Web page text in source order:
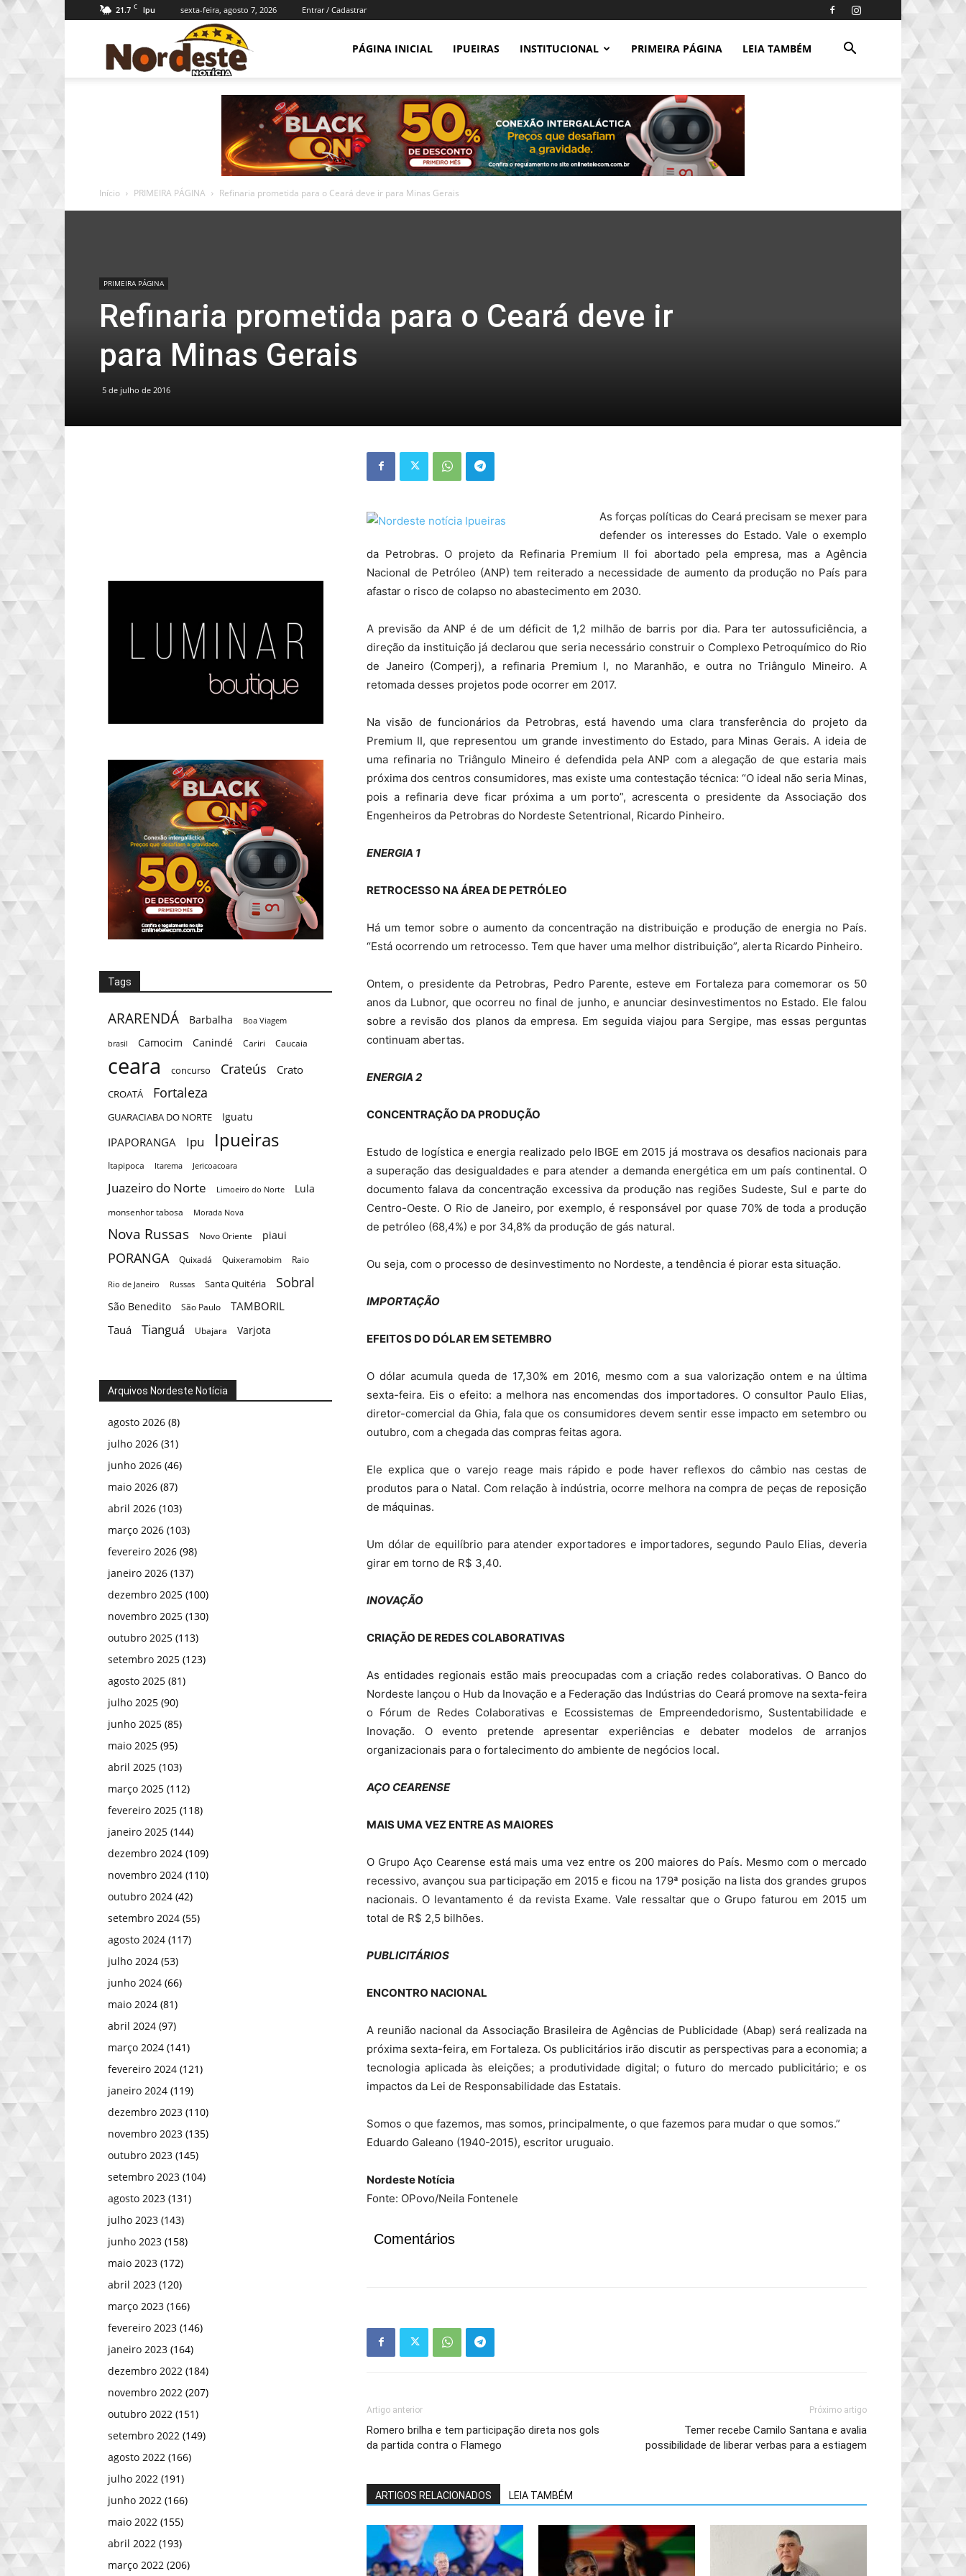
21.7 C Ipu sexta-feira, agosto 7, 2026 Entrar / Cadastrar
Notícia
PÁGINA INICIAL IPUEIRAS INSTITUCIONAL PRIMEIRA PÁGINA LEIA TAMBÉM
Início PRIMEIRA PÁGINA Refinaria prometida para o Ceará deve ir para Minas Gerais
PRIMEIRA PÁGINA
Refinaria prometida para o Ceará deve ir
para Minas Gerais
5 de julho de 2016
As forças políticas do Ceará precisam se mexer para
defender os interesses do Estado. Vale o exemplo
da Petrobras. O projeto da Refinaria Premium II foi abortado pela empresa, mas a Agência
Nacional de Petróleo (ANP) tem reiterado a necessidade de aumento da produção no País para
afastar o risco de colapso no abastecimento em 2030.
A previsão da ANP é de um déficit de 1,2 milhão de barris por dia. Para ter autossuficiência, a
direção da instituição já declarou que seria necessário construir o Complexo Petroquímico do Rio
de Janeiro (Comperj), a refinaria Premium I, no Maranhão, e outra no Triângulo Mineiro. A
retomada desses projetos pode ocorrer em 2017.
Na visão de funcionários da Petrobras, está havendo uma clara transferência do projeto da
Premium II, que representou um grande investimento do Estado, para Minas Gerais. A ideia de
uma refinaria no Triângulo Mineiro é defendida pela ANP com a alegação de que estaria mais
próxima dos centros consumidores, mas existe uma contestação técnica: “O ideal não seria Minas,
pois a refinaria deve ficar próxima a um porto”, acrescenta o presidente da Associação dos
Engenheiros da Petrobras do Nordeste Setentrional, Ricardo Pinheiro.
ENERGIA 1
RETROCESSO NA ÁREA DE PETRÓLEO
Há um temor sobre o aumento da concentração na distribuição e produção de energia no País.
“Está ocorrendo um retrocesso. Tem que haver uma melhor distribuição”, alerta Ricardo Pinheiro.
Ontem, o presidente da Petrobras, Pedro Parente, esteve em Fortaleza para comemorar os 50
anos da Lubnor, que ocorreu no final de junho, e anunciar desinvestimentos no Estado. Ele falou
sobre a revisão dos planos da empresa. Em seguida viajou para Sergipe, mas essas perguntas
continuam abertas.
ENERGIA 2
CONCENTRAÇÃO DA PRODUÇÃO
Estudo de logística e energia realizado pelo IBGE em 2015 já mostrava os desafios nacionais para
a superação das desigualdades e para atender a demanda energética em um país continental. O
documento falava da concentração excessiva da produção nas regiões Sudeste, Sul e parte do
Centro-Oeste. O Rio de Janeiro, por exemplo, é responsável por quase 70% de toda a produção
de petróleo (68,4%) e por 34,8% da produção de gás natural.
Ou seja, com o processo de desinvestimento no Nordeste, a tendência é piorar esta situação.
IMPORTAÇÃO
EFEITOS DO DÓLAR EM SETEMBRO
O dólar acumula queda de 17,30% em 2016, mesmo com a sua valorização ontem e na última
sexta-feira. Eis o efeito: a melhora nas encomendas dos importadores. O consultor Paulo Elias,
diretor-comercial da Ghia, fala que os consumidores devem sentir esse impacto em setembro ou
outubro, com a chegada das compras feitas agora.
Ele explica que o varejo reage mais rápido e pode haver reflexos do câmbio nas cestas de
produtos para o Natal. Com relação à indústria, ocorre melhora na compra de peças de reposição
de máquinas.
Um dólar de equilíbrio para atender exportadores e importadores, segundo Paulo Elias, deveria
girar em torno de R$ 3,40.
INOVAÇÃO
CRIAÇÃO DE REDES COLABORATIVAS
As entidades regionais estão mais preocupadas com a criação redes colaborativas. O Banco do
Nordeste lançou o Hub da Inovação e a Federação das Indústrias do Ceará promove na sexta-feira
o Fórum de Redes Colaborativas e Ecossistemas de Empreendedorismo, Sustentabilidade e
Inovação. O evento pretende apresentar experiências e debater modelos de arranjos
organizacionais para o fortalecimento do ambiente de negócios local.
AÇO CEARENSE
MAIS UMA VEZ ENTRE AS MAIORES
O Grupo Aço Cearense está mais uma vez entre os 200 maiores do País. Mesmo com o mercado
recessivo, avançou sua participação em 2015 e ficou na 179ª posição na lista dos grandes grupos
nacionais. O levantamento é da revista Exame. Vale ressaltar que o Grupo faturou em 2015 um
total de R$ 2,5 bilhões.
PUBLICITÁRIOS
ENCONTRO NACIONAL
A reunião nacional da Associação Brasileira de Agências de Publicidade (Abap) será realizada na
próxima sexta-feira, em Fortaleza. Os publicitários irão discutir as perspectivas para a economia; a
tecnologia aplicada às eleições; a produtividade digital; o futuro do mercado publicitário; e os
impactos da Lei de Responsabilidade das Estatais.
Somos o que fazemos, mas somos, principalmente, o que fazemos para mudar o que somos.”
Eduardo Galeano (1940-2015), escritor uruguaio.
Nordeste Notícia
Fonte: OPovo/Neila Fontenele
Comentários
Artigo anterior
Romero brilha e tem participação direta nos gols
da partida contra o Flamego
Próximo artigo
Temer recebe Camilo Santana e avalia
possibilidade de liberar verbas para a estiagem
ARTIGOS RELACIONADOS LEIA TAMBÉM
Tags
ARARENDÁ Barbalha Boa Viagem
brasil Camocim Canindé Cariri Caucaia
ceara concurso Crateús Crato
CROATÁ Fortaleza
GUARACIABA DO NORTE Iguatu
IPAPORANGA Ipu Ipueiras
Itapipoca Itarema Jericoacoara
Juazeiro do Norte Limoeiro do Norte Lula
monsenhor tabosa Morada Nova
Nova Russas Novo Oriente piaui
PORANGA Quixadá Quixeramobim Raio
Rio de Janeiro Russas Santa Quitéria Sobral
São Benedito São Paulo
TAMBORIL
Tauá
Tianguá Ubajara Varjota
Arquivos Nordeste Notícia
agosto 2026 (8)
julho 2026 (31)
junho 2026 (46)
maio 2026 (87)
abril 2026 (103)
março 2026 (103)
fevereiro 2026 (98)
janeiro 2026 (137)
dezembro 2025 (100)
novembro 2025 (130)
outubro 2025 (113)
setembro 2025 (123)
agosto 2025 (81)
julho 2025 (90)
junho 2025 (85)
maio 2025 (95)
abril 2025 (103)
março 2025 (112)
fevereiro 2025 (118)
janeiro 2025 (144)
dezembro 2024 (109)
novembro 2024 (110)
outubro 2024 (42)
setembro 2024 (55)
agosto 2024 (117)
julho 2024 (53)
junho 2024 (66)
maio 2024 (81)
abril 2024 (97)
março 2024 (141)
fevereiro 2024 (121)
janeiro 2024 (119)
dezembro 2023 (110)
novembro 2023 (135)
outubro 2023 (145)
setembro 2023 (104)
agosto 2023 (131)
julho 2023 (143)
junho 2023 (158)
maio 2023 (172)
abril 2023 (120)
março 2023 (166)
fevereiro 2023 (146)
janeiro 2023 (164)
dezembro 2022 (184)
novembro 2022 (207)
outubro 2022 (151)
setembro 2022 (149)
agosto 2022 (166)
julho 2022 (191)
junho 2022 (166)
maio 2022 (155)
abril 2022 (193)
março 2022 (206)